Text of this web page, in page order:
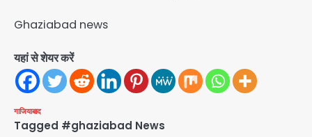
Ghaziabad news
यहां से शेयर करें
गाजियाबाद
Tagged #ghaziabad News